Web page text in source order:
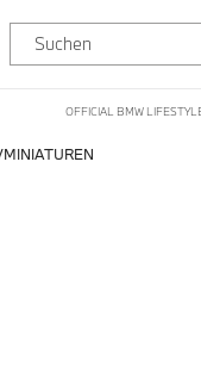
OFFICIAL BMW
MINIATUREN